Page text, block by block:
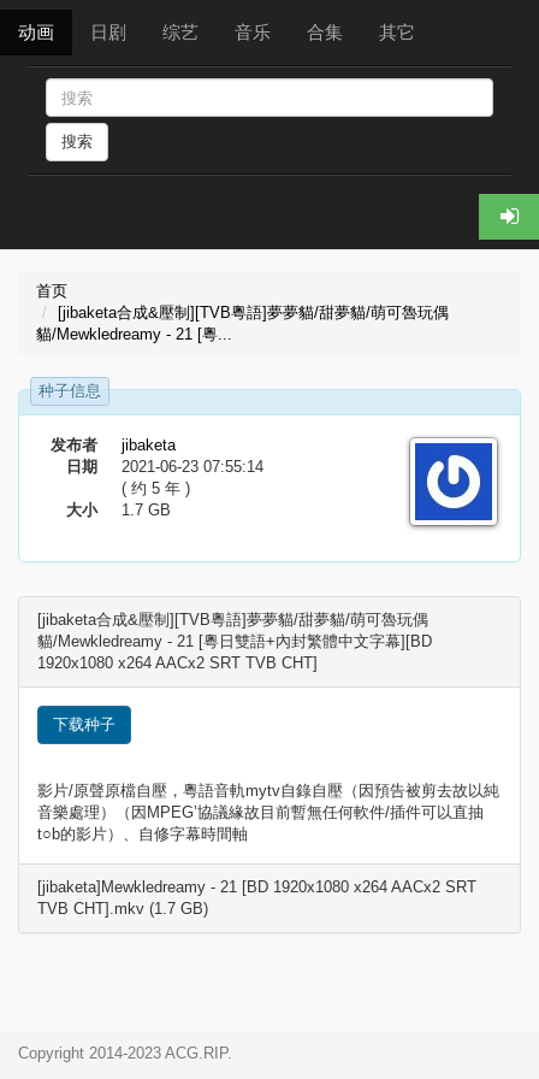
动画 日剧 综艺 音乐 合集 其它
搜索
首页
[jibaketa合成&壓制][TVB粵語]夢夢貓/甜夢貓/萌可魯玩偶
貓/Mewkledreamy - 21 [粵...
种子信息
发布者
jibaketa
日期
2021-06-23 07:55:14
( 约 5 年 )
大小
1.7 GB
[jibaketa合成&壓制][TVB粵語]夢夢貓/甜夢貓/萌可魯玩偶
貓/Mewkledreamy - 21 [粵日雙語+內封繁體中文字幕][BD
1920x1080 x264 AACx2 SRT TVB CHT]
下载种子
影片/原聲原檔自壓，粵語音軌mytv自錄自壓（因預告被剪去故以純
音樂處理）（因MPEG’協議緣故目前暫無任何軟件/插件可以直抽
t○b的影片）、自修字幕時間軸
[jibaketa]Mewkledreamy - 21 [BD 1920x1080 x264 AACx2 SRT
TVB CHT].mkv (1.7 GB)
Copyright 2014-2023 ACG.RIP.